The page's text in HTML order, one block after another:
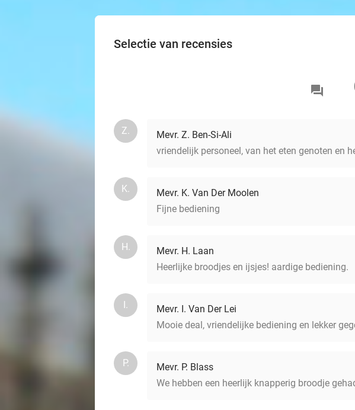
Selectie van recensies
Z.
Mevr. Z. Ben-Si-Ali
vriendelijk personeel, van het eten genoten en
K.
Mevr. K. Van Der Moolen
Fijne bediening
H.
Mevr. H. Laan
Heerlijke broodjes en ijsjes! aardige bediening.
I.
Mevr. I. Van Der Lei
Mooie deal, vriendelijke bediening en lekker
P.
Mevr. P. Blass
We hebben een heerlijk knapperig broodje